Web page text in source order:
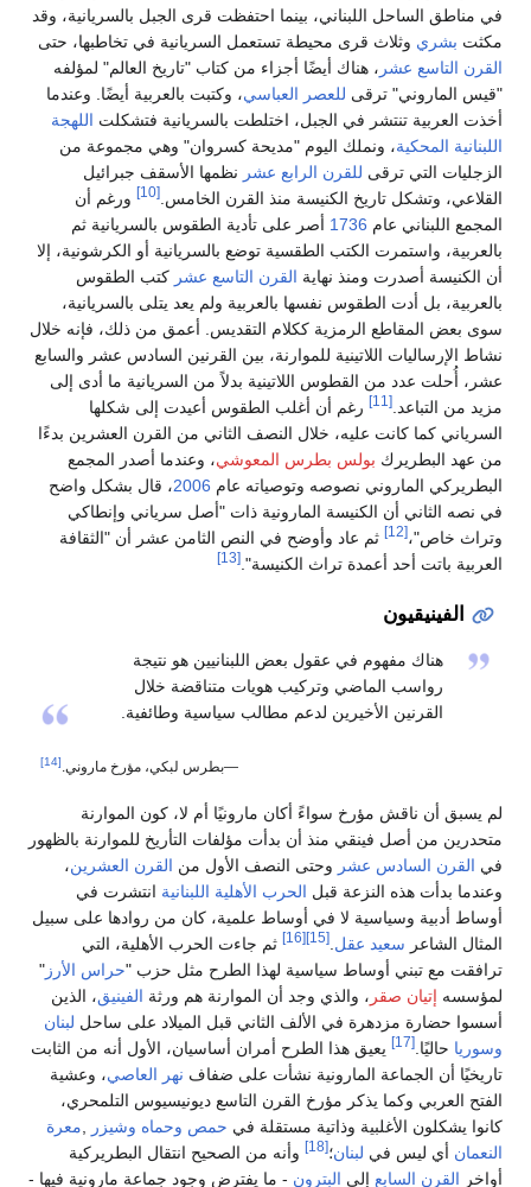
في مناطق الساحل اللبناني، بينما احتفظت قرى الجبل بالسريانية، وقد
مكثت بشري وثلاث قرى محيطة تستعمل السريانية في تخاطبها، حتى
القرن التاسع عشر ، هناك أيضًا أجزاء من كتاب "تاريخ العالم" لمؤلفه
"قيس الماروني" ترقى للعصر العباسي، وكتبت بالعربية أيضًا. وعندما
أخذت العربية تنتشر في الجبل، اختلطت بالسريانية فتشكلت اللهجة
اللبنانية المحكية، ونملك اليوم "مديحة كسروان" وهي مجموعة من
الزجليات التي ترقى للقرن الرابع عشر نظمها الأسقف جبرائيل
القلاعي، وتشكل تاريخ الكنيسة منذ القرن الخامس. [10]
ورغم أن
المجمع اللبناني عام 1736 أصر على تأدية الطقوس بالسريانية ثم
بالعربية، واستمرت الكتب الطقسية توضع بالسريانية أو الكرشونية، إلا
أن الكنيسة أصدرت ومنذ نهاية القرن التاسع عشر كتب الطقوس
بالعربية، بل أدت الطقوس نفسها بالعربية ولم يعد يتلى بالسريانية،
سوى بعض المقاطع الرمزية ككلام التقديس. أعمق من ذلك، فإنه خلال
نشاط الإرساليات اللاتينية للموارنة، بين القرنين السادس عشر والسابع
عشر، أُحلت عدد من القطوس اللاتينية بدلاً من السريانية ما أدى إلى
مزيد من التباعد. [11]
رغم أن أغلب الطقوس أعيدت إلى شكلها
السرياني كما كانت عليه، خلال النصف الثاني من القرن العشرين بدءًا
من عهد البطريرك بولس بطرس المعوشي، وعندما أصدر المجمع
البطريركي الماروني نصوصه وتوصياته عام 2006، قال بشكل واضح
في نصه الثاني أن الكنيسة المارونية ذات "أصل سرياني وإنطاكي
وتراث خاص"،[12]
ثم عاد وأوضح في النص الثامن عشر أن "الثقافة
العربية باتت أحد أعمدة تراث الكنيسة". [13]
الفينيقيون
هناك مفهوم في عقول بعض اللبنانيين هو نتيجة
رواسب الماضي وتركيب هويات متناقضة خلال
القرنين الأخيرين لدعم مطالب سياسية وطائفية.
—بطرس لبكي، مؤرخ ماروني. [14]
لم يسبق أن ناقش مؤرخ سواءً أكان مارونيًا أم لا، كون الموارنة
متحدرين من أصل فينقي منذ أن بدأت مؤلفات التأريخ للموارنة بالظهور
في القرن السادس عشر وحتى النصف الأول من القرن العشرين،
وعندما بدأت هذه النزعة قبل الحرب الأهلية اللبنانية انتشرت في
أوساط أدبية وسياسية لا في أوساط علمية، كان من روادها على سبيل
المثال الشاعر سعيد عقل.
[15]
[16]
ثم جاءت الحرب الأهلية، التي
ترافقت مع تبني أوساط سياسية لهذا الطرح مثل حزب "حراس الأرز "
لمؤسسه إتيان صقر ، والذي وجد أن الموارنة هم ورثة الفينيق، الذين
أسسوا حضارة مزدهرة في الألف الثاني قبل الميلاد على ساحل لبنان
وسوريا حاليًا.[17]
يعيق هذا الطرح أمران أساسيان، الأول أنه من الثابت
تاريخيًا أن الجماعة المارونية نشأت على ضفاف نهر العاصي، وعشية
الفتح العربي وكما يذكر مؤرخ القرن التاسع ديونيسيوس التلمحري،
كانوا يشكلون الأغلبية وذاتية مستقلة في حمص وحماه وشيزر ,معرة
النعمان أي ليس في لبنان؛[18]
وأنه من الصحيح انتقال البطريركية
أواخر القرن السابع إلى البترون - ما يفترض وجود جماعة مارونية فيها -